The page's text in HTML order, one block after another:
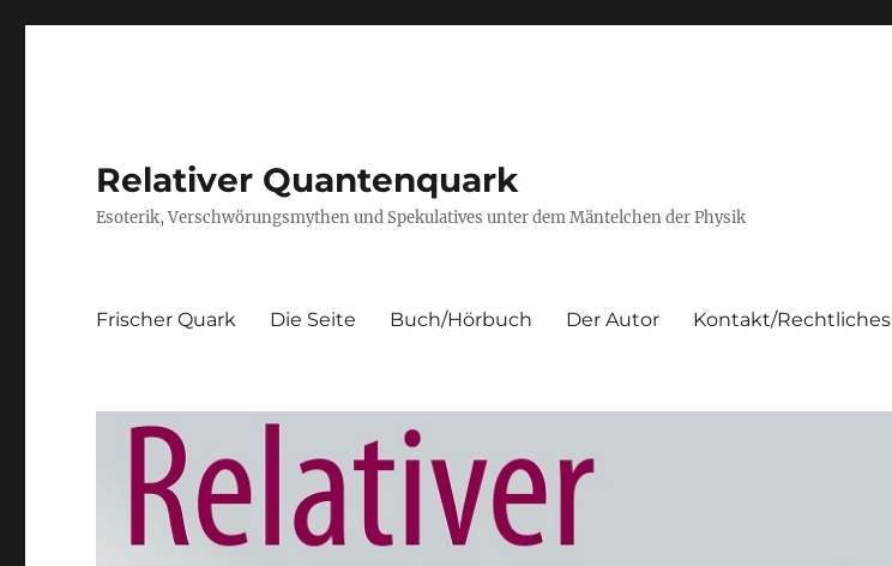
Relativer Quantenquark
Esoterik, Verschwörungsmythen und Spekulatives unter dem Mäntelchen der Physik
Frischer Quark Die Seite Buch/Hörbuch Der Autor Kontakt/Rechtliches